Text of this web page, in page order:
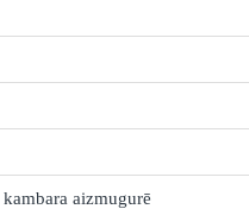
aizmugurē